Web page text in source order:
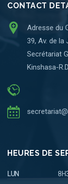
CONTACT
Adresse du
39, Av. de
Secrétariat
Kinshasa-
HEURES DE
LUN